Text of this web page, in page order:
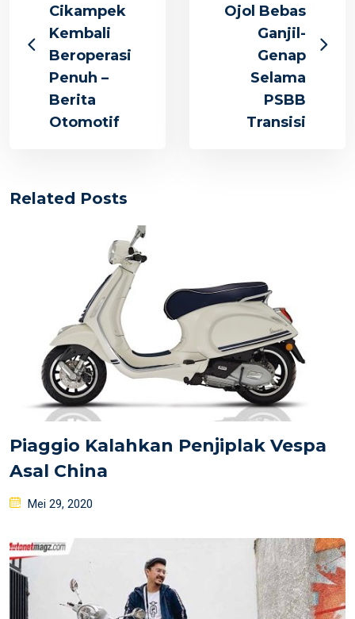
Cikampek
Kembali
Beroperasi
Penuh –
Berita
Otomotif
Ojol Bebas
Ganjil-
Genap
Selama
PSBB
Transisi
Related Posts
Piaggio Kalahkan Penjiplak Vespa
Asal China
Posted
Mei 29, 2020